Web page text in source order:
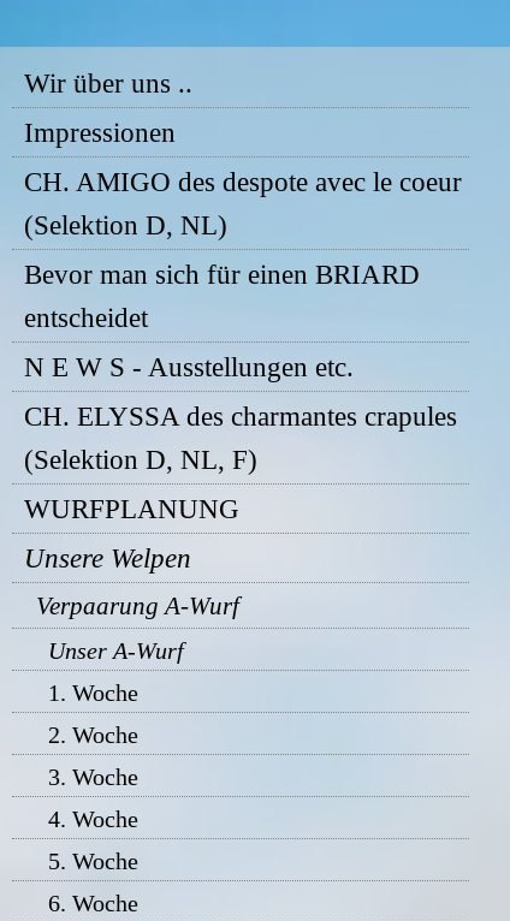
Wir über uns ..
Impressionen
CH. AMIGO des despote avec le coeur
(Selektion D, NL)
Bevor man sich für einen BRIARD
entscheidet
N E W S - Ausstellungen etc.
CH. ELYSSA des charmantes crapules
(Selektion D, NL, F)
WURFPLANUNG
Unsere Welpen
Verpaarung A-Wurf
Unser A-Wurf
1. Woche
2. Woche
3. Woche
4. Woche
5. Woche
6. Woche